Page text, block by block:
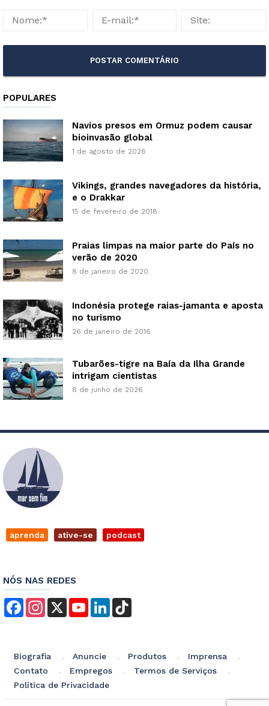
POPULARES
Navios presos em Ormuz podem causar
bioinvasão global
1 de agosto de 2026
Vikings, grandes navegadores da história,
e o Drakkar
15 de fevereiro de 2018
Praias limpas na maior parte do País no
verão de 2020
8 de janeiro de 2020
Indonésia protege raias-jamanta e aposta
no turismo
26 de janeiro de 2016
Tubarões-tigre na Baía da Ilha Grande
intrigam cientistas
8 de junho de 2026
aprenda ative-se podcast
NÓS NAS REDES
FacebookInstagram
X YouTubeLinkedIn
Biografia Anuncie Produtos
Imprensa
Contato
Empregos
Termos de Serviços
Política de Privacidade